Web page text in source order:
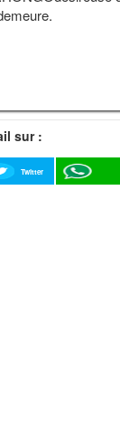
sur :
Twitter